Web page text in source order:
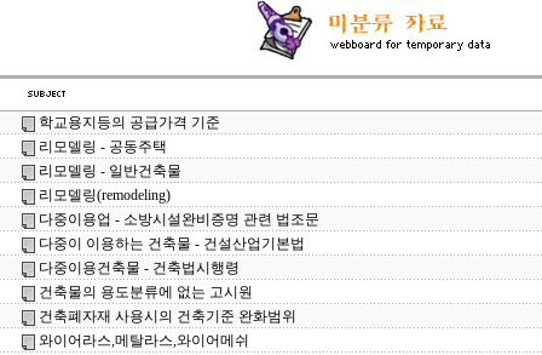
학교용지등의 공급가격 기준
리모델링 - 공동주택
리모델링 - 일반건축물
리모델링(remodeling)
다중이용업 - 소방시설완비증명 관련 법조문
다중이 이용하는 건축물 - 건설산업기본법
다중이용건축물 - 건축법시행령
건축물의 용도분류에 없는 고시원
건축폐자재 사용시의 건축기준 완화범위
와이어라스,메탈라스,와이어메쉬